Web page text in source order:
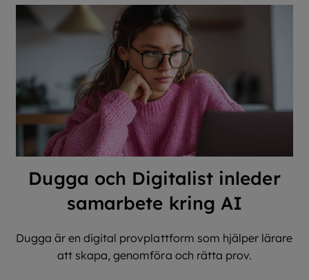
Dugga och Digitalist inleder
samarbete kring AI
Dugga är en digital provplattform som hjälper lärare
att skapa, genomföra och rätta prov.